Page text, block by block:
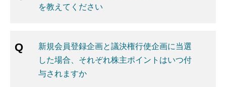
を教えてください
新規会員登録企画と議決権行使企画に当選
した場合、それぞれ株主ポイントはいつ付
与されますか